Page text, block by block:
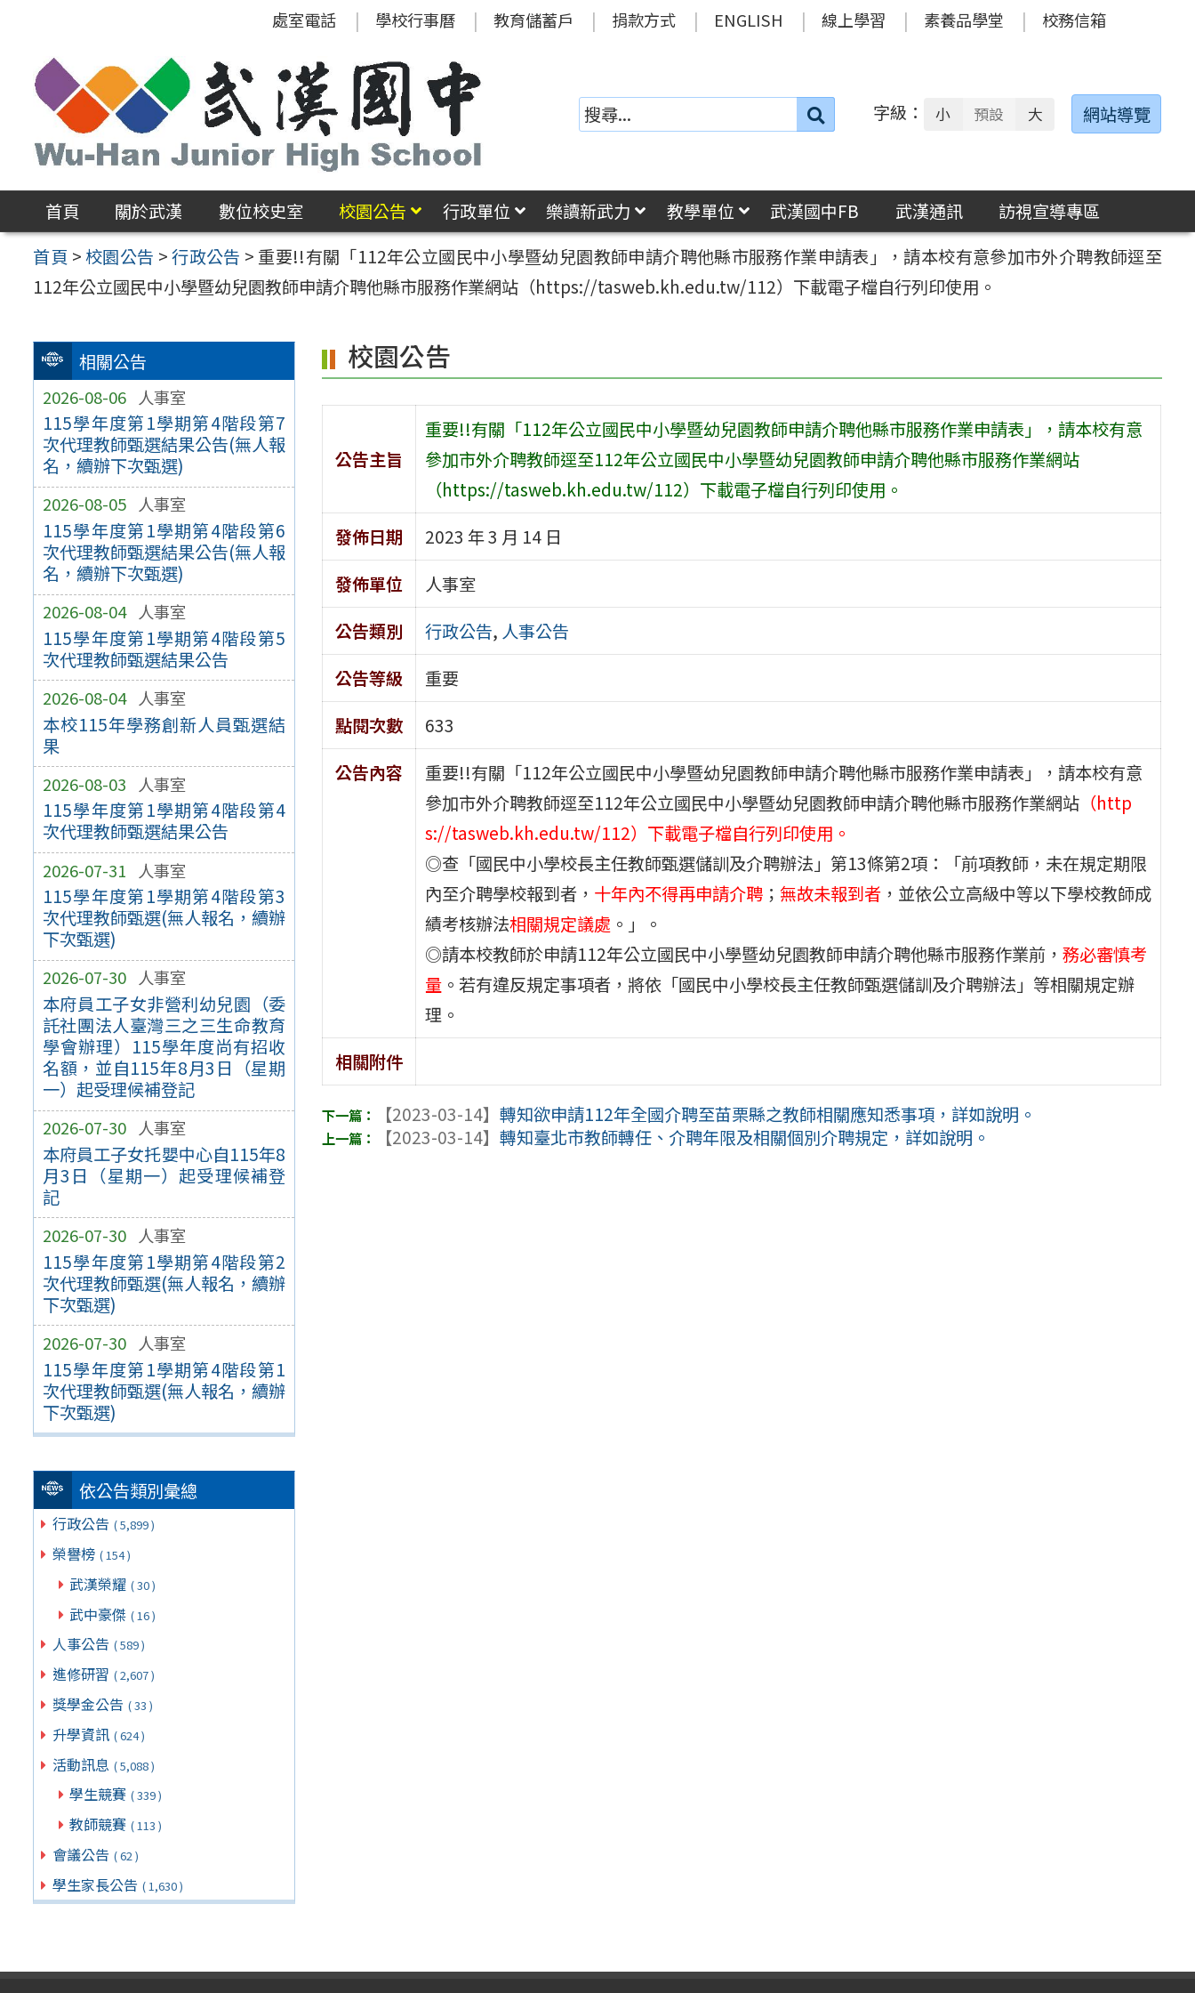
區
處室電話 學校行事曆 教育儲蓄戶 捐款方式 ENGLISH 線上學習 素養品學堂 校務信箱
搜
字級： 小 預設 大 網站導覽
首頁 關於武漢 數位校史室 校園公告 行政單位 樂讀新武力 教學單位 武漢國中FB 武漢通訊
訪視宣導專區
首頁 >校園公告 >行政公告 > 重要!!有關「112年公立國民中小學暨幼兒園教師申請介聘他縣市服務作業申請表」，請本校有意參加市外介聘教師逕至
112年公立國民中小學暨幼兒園教師申請介聘他縣市服務作業網站（https://tasweb.kh.edu.tw/112）下載電子檔自行列印使用。
相關公告
2026-08-06 人事室
115學年度第1學期第4階段第7
次代理教師甄選結果公告(無人報
名，續辦下次甄選)
2026-08-05 人事室
115學年度第1學期第4階段第6
次代理教師甄選結果公告(無人報
名，續辦下次甄選)
2026-08-04 人事室
115學年度第1學期第4階段第5
次代理教師甄選結果公告
2026-08-04 人事室
本校115年學務創新人員甄選結
果
2026-08-03 人事室
115學年度第1學期第4階段第4
次代理教師甄選結果公告
2026-07-31 人事室
115學年度第1學期第4階段第3
次代理教師甄選(無人報名，續辦
下次甄選)
2026-07-30 人事室
本府員工子女非營利幼兒園（委
託社團法人臺灣三之三生命教育
學會辦理）115學年度尚有招收
名額，並自115年8月3日（星期
一）起受理候補登記
2026-07-30 人事室
本府員工子女托嬰中心自115年8
月3日（星期一）起受理候補登
記
2026-07-30 人事室
115學年度第1學期第4階段第2
次代理教師甄選(無人報名，續辦
下次甄選)
2026-07-30 人事室
115學年度第1學期第4階段第1
次代理教師甄選(無人報名，續辦
下次甄選)
依公告類別彙總
行政公告 ( 5,899 )
榮譽榜 ( 154 )
武漢榮耀 ( 30 )
武中豪傑 ( 16 )
人事公告 ( 589 )
進修研習 ( 2,607 )
獎學金公告 ( 33 )
升學資訊 ( 624 )
活動訊息 ( 5,088 )
學生競賽 ( 339 )
教師競賽 ( 113 )
會議公告 ( 62 )
學生家長公告 ( 1,630 )
校園公告
公告主旨
重要!!有關「112年公立國民中小學暨幼兒園教師申請介聘他縣市服務作業申請表」，請本校有意
參加市外介聘教師逕至112年公立國民中小學暨幼兒園教師申請介聘他縣市服務作業網站
（https://tasweb.kh.edu.tw/112）下載電子檔自行列印使用。
發佈日期
2023 年 3 月 14 日
發佈單位
人事室
公告類別
行政公告, 人事公告
公告等級
重要
點閱次數
633
公告內容
重要!!有關「112年公立國民中小學暨幼兒園教師申請介聘他縣市服務作業申請表」，請本校有意
參加市外介聘教師逕至112年公立國民中小學暨幼兒園教師申請介聘他縣市服務作業網站（http
s://tasweb.kh.edu.tw/112）下載電子檔自行列印使用。
◎查「國民中小學校長主任教師甄選儲訓及介聘辦法」第13條第2項：「前項教師，未在規定期限
內至介聘學校報到者， 十年內不得再申請介聘； 無故未報到者，並依公立高級中等以下學校教師成
績考核辦法相關規定議處 。」。
◎請本校教師於申請112年公立國民中小學暨幼兒園教師申請介聘他縣市服務作業前， 務必審慎考
量。若有違反規定事項者，將依「國民中小學校長主任教師甄選儲訓及介聘辦法」等相關規定辦
理。
相關附件
【2023-03-14】轉知欲申請112年全國介聘至苗栗縣之教師相關應知悉事項，詳如說明。
【2023-03-14】轉知臺北市教師轉任、介聘年限及相關個別介聘規定，詳如說明。